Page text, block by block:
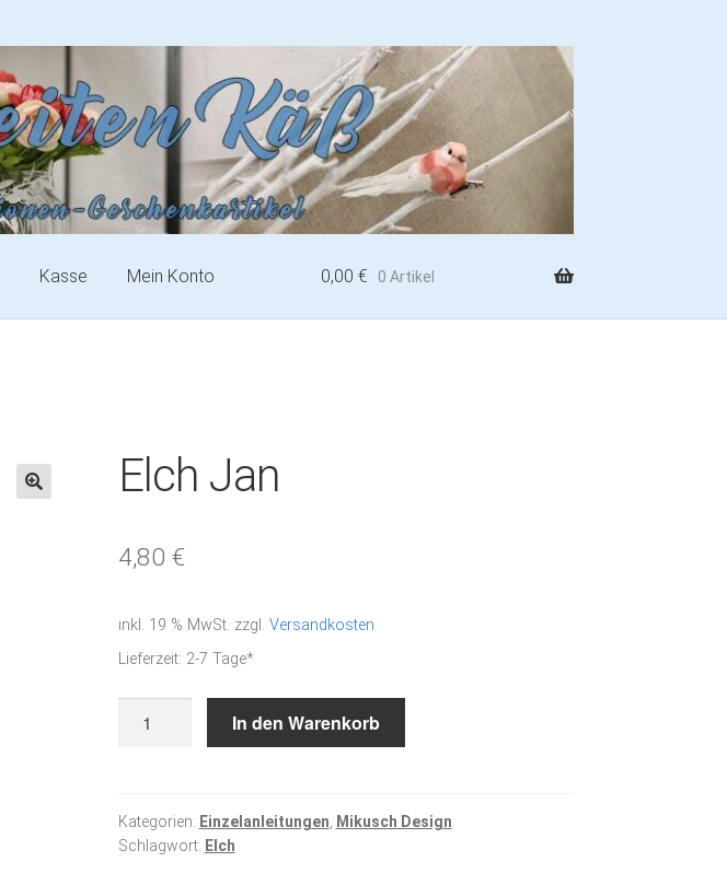
Kasse Mein Konto 0,00 € 0 Artikel
Elch Jan
4,80 €
inkl. 19 % MwSt. zzgl. Versandkosten
Lieferzeit: 2-7 Tage*
In den Warenkorb
Kategorien: Einzelanleitungen
Mikusch Design
Schlagwort: Elch